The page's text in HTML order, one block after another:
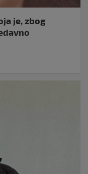
je, zbog